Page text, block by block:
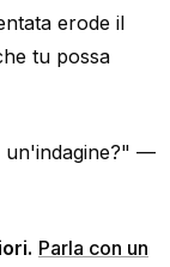
erode il
tu possa
un'indagine?" —
Parla con un